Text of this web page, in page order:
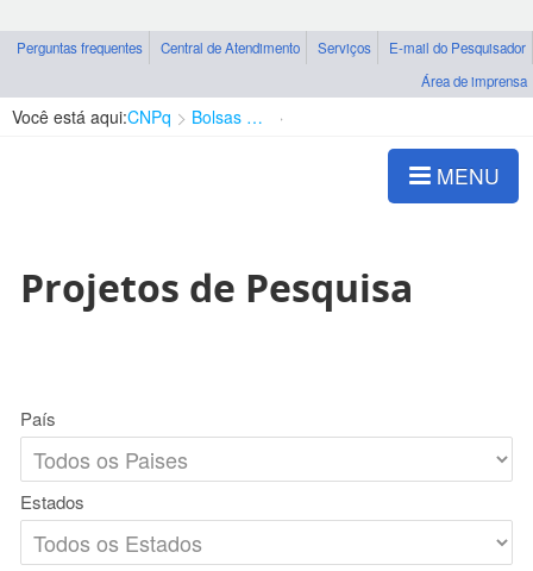
Perguntas frequentes Central de Atendimento Serviços
E-mail do Pesquisador
Área de imprensa
Você está aqui:CNPq Bolsas e Auxílios Vigentes
MENU
Projetos de Pesquisa
País
Estados